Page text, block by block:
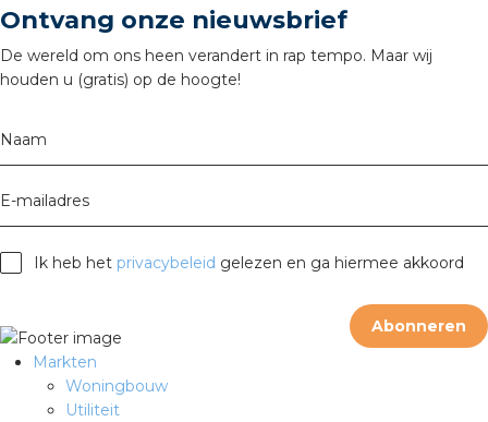
Ontvang onze nieuwsbrief
De wereld om ons heen verandert in rap tempo. Maar wij
houden u (gratis) op de hoogte!
Naam
E-mailadres
Ik heb het privacybeleid gelezen en ga hiermee akkoord
Abonneren
groothandels
Markten
Woningbouw
Utiliteit